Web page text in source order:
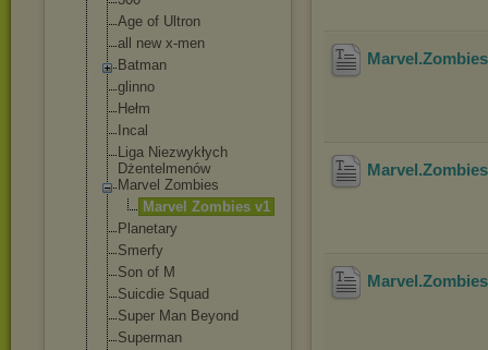
Age of Ultron
all new x-men
Batman
glinno
Hełm
Incal
Liga Niezwykłych
Dżentelmenów
Marvel Zombies
Marvel Zombies v1
Planetary
Smerfy
Son of M
Suicdie Squad
Super Man Beyond
Superman